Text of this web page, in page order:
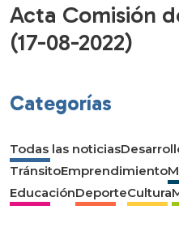
Acta Comisión
(17-08-2022)
Categorías
Todas las noticias
TránsitoEmprendimiento
EducaciónDeporteCultura